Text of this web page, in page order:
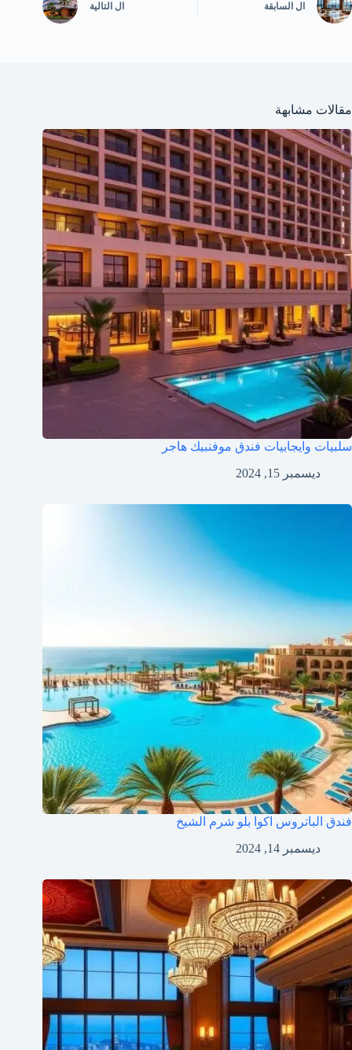
ال السابقة ال التالية
مقالات مشابهة
سلبيات وايجابيات فندق موفنبيك هاجر
ديسمبر 15, 2024
فندق الباتروس اكوا بلو شرم الشيخ
ديسمبر 14, 2024